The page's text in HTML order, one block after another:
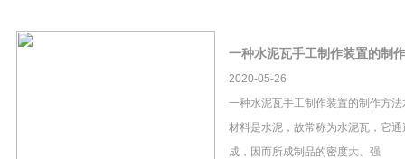
一种水泥瓦手工制作装置的制
2020-05-26
一种水泥瓦手工制作装置的制作方
材料是水泥，故常称为水泥瓦，它
成，因而所成制品的密度大、强